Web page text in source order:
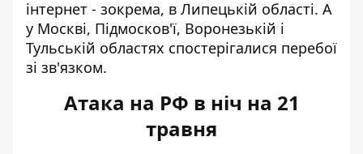
інтернет - зокрема, в Липецькій області. А
у Москві, Підмосков'ї, Воронезькій і
Тульській областях спостерігалися перебої
зі зв'язком.
Атака на РФ в ніч на 21
травня